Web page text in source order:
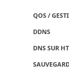
QOS /
DDNS
DNS SUR